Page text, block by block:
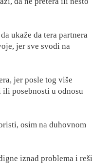
ukaže da tera partnera
jer sve svodi na
jer posle tog više
posebnosti u odnosu
osim na duhovnom
iznad problema i reši